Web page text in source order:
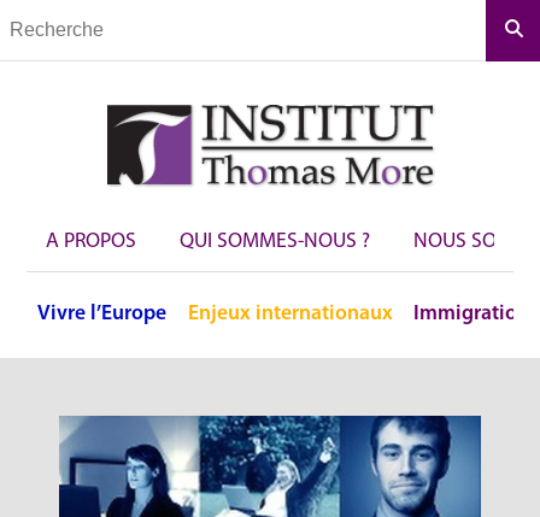
A PROPOS QUI SOMMES-NOUS ? NOUS
Vivre l’Europe Enjeux internationaux Immigration